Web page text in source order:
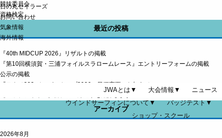
日の丸セイラーズ
お問い合わせ
気象情報
海外情報
JWAとは▼ 大会情報▼
ニュース
ウインドサーフィンについて▼
バッジテスト▼
ショップ・スクール
競技委員会
資格検定
最近の投稿
『40th MIDCUP 2026』リザルトの掲載
『第10回横須賀・三浦フォイルスラロームレース』エントリーフォームの掲載
公示の掲載
『テクノ293 ジャパンカップ2026』日程変更のお知らせ
【アップフォイル】新プロ登録選手を紹介します！
アーカイブ
2026年8月